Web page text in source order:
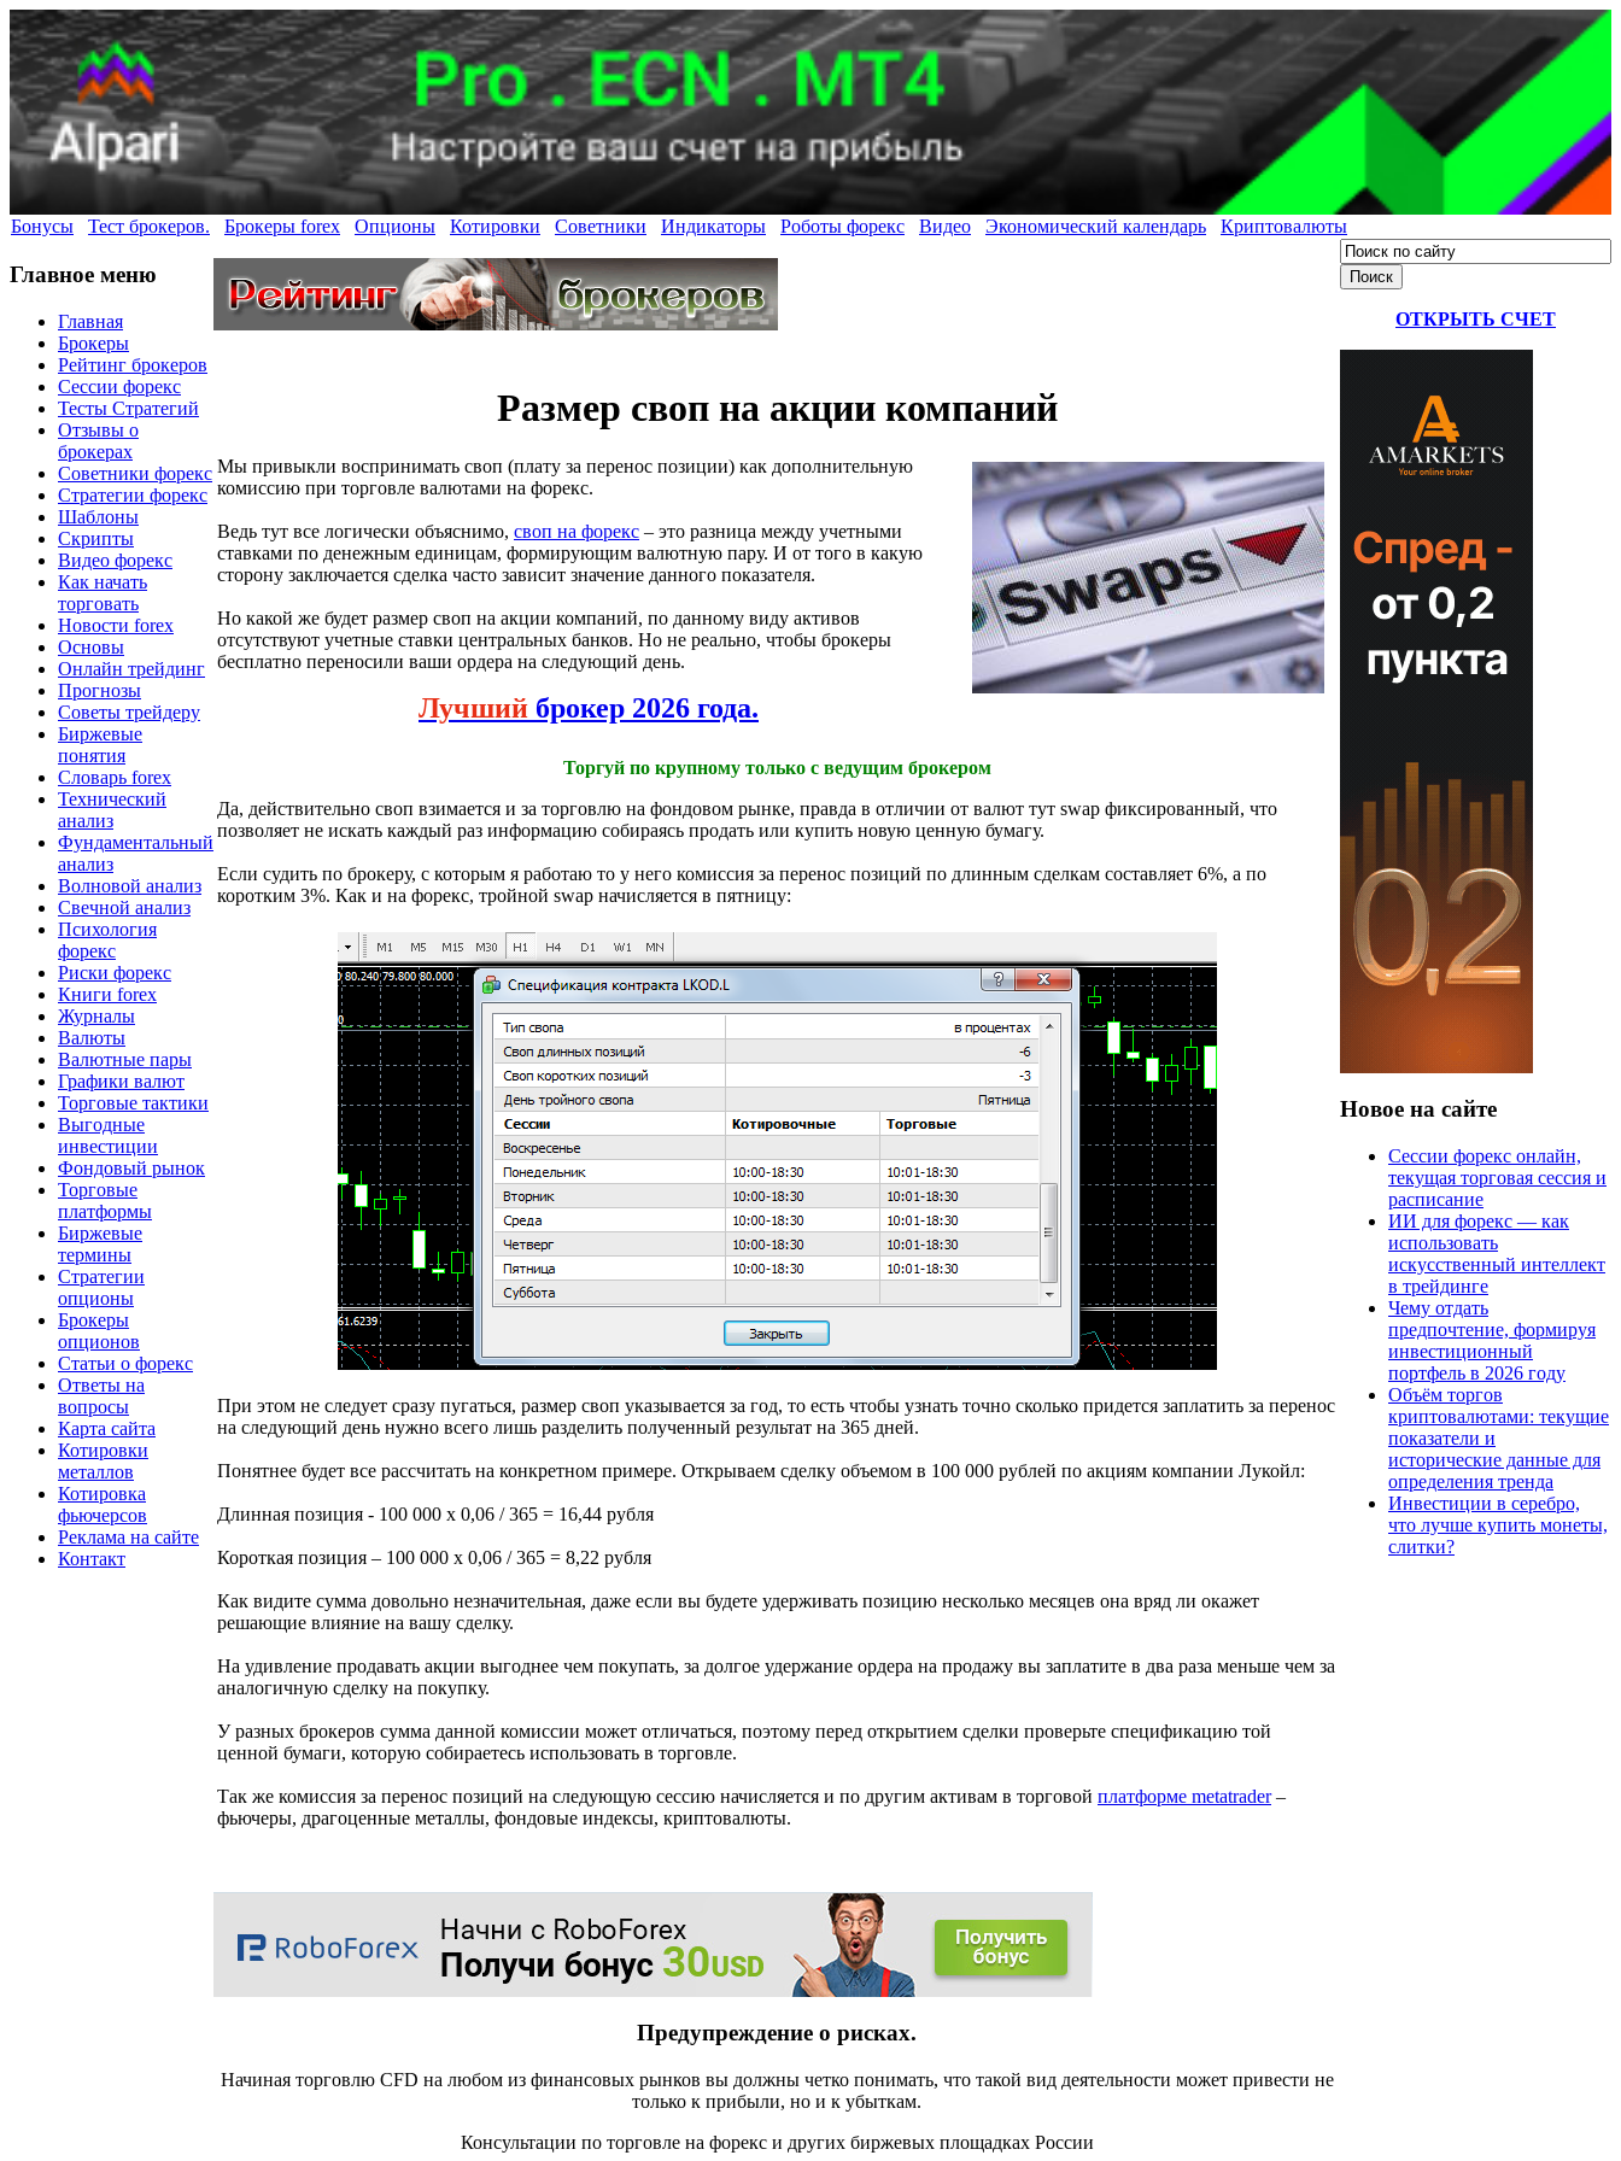
Бонусы Тест брокеров. Брокеры forex Опционы Котировки Советники Индикаторы Роботы форекс Видео Экономический календарь Криптовалюты
Главное меню
Главная
Брокеры
Рейтинг брокеров
Сессии форекс
Тесты Стратегий
Отзывы о
брокерах
Советники форекс
Стратегии форекс
Шаблоны
Скрипты
Видео форекс
Как начать
торговать
Новости forex
Основы
Онлайн трейдинг
Прогнозы
Советы трейдеру
Биржевые
понятия
Словарь forex
Технический
анализ
Фундаментальный
анализ
Волновой анализ
Свечной анализ
Психология
форекс
Риски форекс
Книги forex
Журналы
Валюты
Валютные пары
Графики валют
Торговые тактики
Выгодные
инвестиции
Фондовый рынок
Торговые
платформы
Биржевые
термины
Стратегии
опционы
Брокеры
опционов
Статьи о форекс
Ответы на
вопросы
Карта сайта
Котировки
металлов
Котировка
фьючерсов
Реклама на сайте
Контакт
Размер своп на акции компаний
Мы привыкли воспринимать своп (плату за перенос позиции) как дополнительную
комиссию при торговле валютами на форекс.
Ведь тут все логически объяснимо, своп на форекс – это разница между учетными
ставками по денежным единицам, формирующим валютную пару. И от того в какую
сторону заключается сделка часто зависит значение данного показателя.
Но какой же будет размер своп на акции компаний, по данному виду активов
отсутствуют учетные ставки центральных банков. Но не реально, чтобы брокеры
бесплатно переносили ваши ордера на следующий день.
Лучший брокер 2026 года.
Торгуй по крупному только с ведущим брокером
Да, действительно своп взимается и за торговлю на фондовом рынке, правда в отличии от валют тут swap фиксированный, что
позволяет не искать каждый раз информацию собираясь продать или купить новую ценную бумагу.
Если судить по брокеру, с которым я работаю то у него комиссия за перенос позиций по длинным сделкам составляет 6%, а по
коротким 3%. Как и на форекс, тройной swap начисляется в пятницу:
При этом не следует сразу пугаться, размер своп указывается за год, то есть чтобы узнать точно сколько придется заплатить за перенос
на следующий день нужно всего лишь разделить полученный результат на 365 дней.
Понятнее будет все рассчитать на конкретном примере. Открываем сделку объемом в 100 000 рублей по акциям компании Лукойл:
Длинная позиция - 100 000 х 0,06 / 365 = 16,44 рубля
Короткая позиция – 100 000 х 0,06 / 365 = 8,22 рубля
Как видите сумма довольно незначительная, даже если вы будете удерживать позицию несколько месяцев она вряд ли окажет
решающие влияние на вашу сделку.
На удивление продавать акции выгоднее чем покупать, за долгое удержание ордера на продажу вы заплатите в два раза меньше чем за
аналогичную сделку на покупку.
У разных брокеров сумма данной комиссии может отличаться, поэтому перед открытием сделки проверьте спецификацию той
ценной бумаги, которую собираетесь использовать в торговле.
Так же комиссия за перенос позиций на следующую сессию начисляется и по другим активам в торговой платформе metatrader–
фьючеры, драгоценные металлы, фондовые индексы, криптовалюты.
Предупреждение о рисках.
Начиная торговлю CFD на любом из финансовых рынков вы должны четко понимать, что такой вид деятельности может привести не
только к прибыли, но и к убыткам.
Консультации по торговле на форекс и других биржевых площадках России
ОТКРЫТЬ СЧЕТ
Новое на сайте
Сессии форекс онлайн,
текущая торговая сессия и
расписание
ИИ для форекс — как
использовать
искусственный интеллект
в трейдинге
Чему отдать
предпочтение, формируя
инвестиционный
портфель в 2026 году
Объём торгов
криптовалютами: текущие
показатели и
исторические данные для
определения тренда
Инвестиции в серебро,
что лучше купить монеты,
слитки?